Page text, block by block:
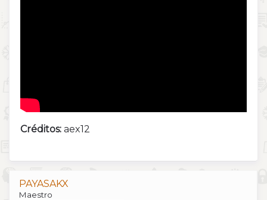
Créditos: aex12
PAYASAKX
Maestro